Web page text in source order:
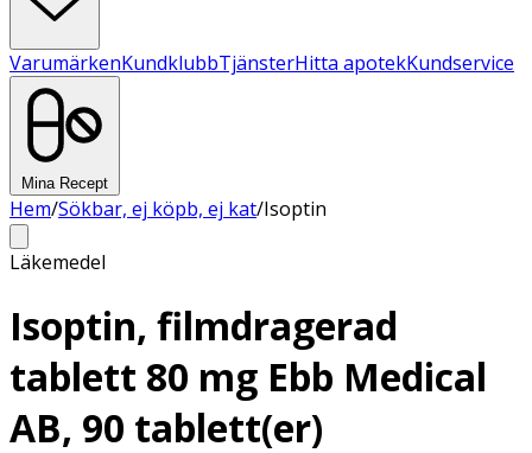
VarumärkenKundklubbTjänsterHitta apotekKundservice
Mina Recept
Hem/Sökbar, ej köpb, ej kat/Isoptin
Läkemedel
Isoptin, filmdragerad
tablett 80 mg Ebb Medical
AB, 90 tablett(er)